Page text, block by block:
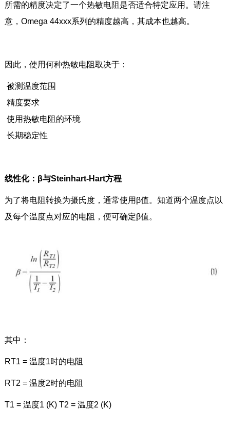
所需的精度决定了一个热敏电阻是否适合特定应用。请注
意，Omega 44xxx系列的精度越高，其成本也越高。
因此，使用何种热敏电阻取决于：
被测温度范围
精度要求
使用热敏电阻的环境
长期稳定性
线性化：β与Steinhart-Hart方程
为了将电阻转换为摄氏度，通常使用β值。知道两个温度点以
及每个温度点对应的电阻，便可确定β值。
其中：
RT1 = 温度1时的电阻
RT2 = 温度2时的电阻
T1 = 温度1 (K) T2 = 温度2 (K)